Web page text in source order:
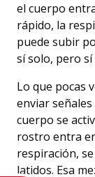
el cuerpo
rápido, la
puede subir
sí solo, pero
Lo que pocas
enviar
cuerpo se
rostro entra
respiración,
latidos. Esa